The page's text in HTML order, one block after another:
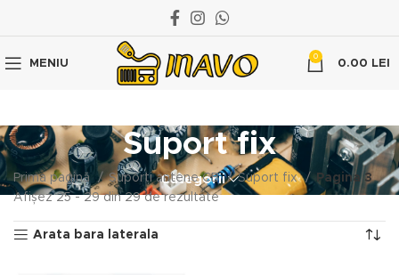
MENIU
0
0.00 LEI
Suport fix
Categorii
Prima pagină Suporți antene CB Suport fix
Pagina 3
Afișez 25 - 29 din 29 de rezultate
Arata bara laterala